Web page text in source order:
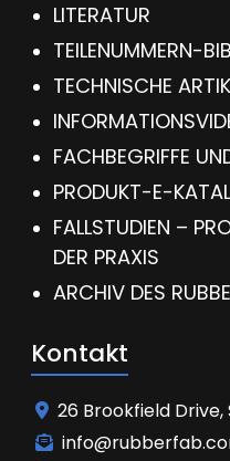
LITERATUR
TEILENUMMERN-
TECHNISCHE
FACHBEGRIFFE
PRODUKT-E-
FALLSTUDIEN –
DER PRAXIS
ARCHIV DES
Kontakt
26 Brookfield Drive,